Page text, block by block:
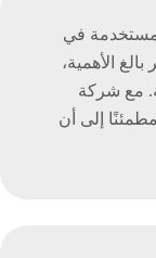
في
الأهمية،
مع شركة
إلى أن